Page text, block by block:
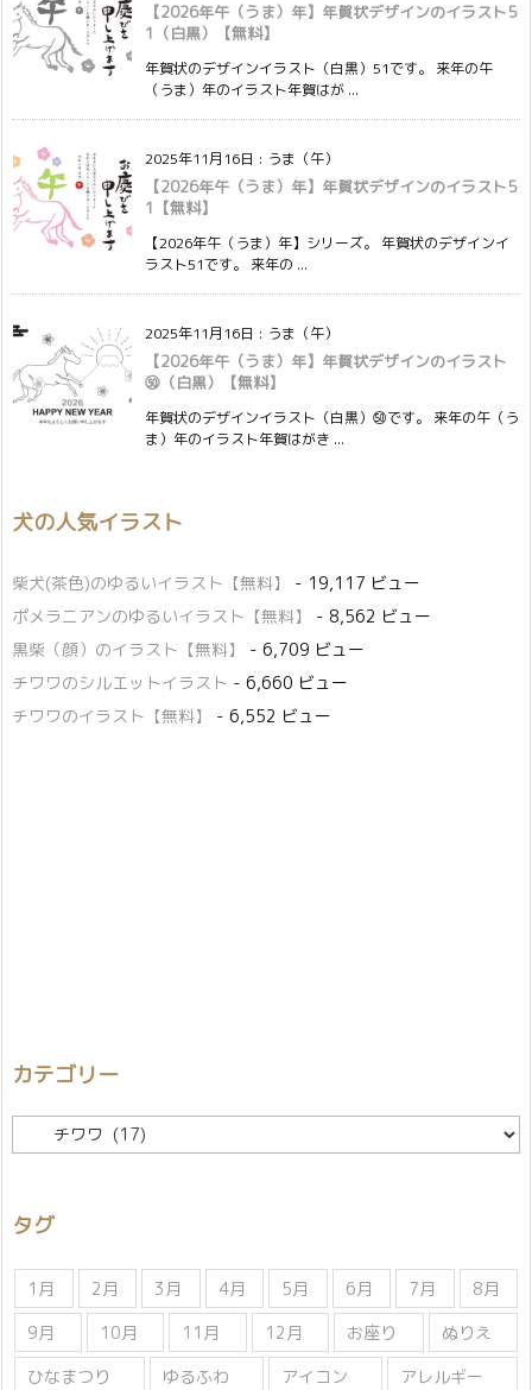
【2026年午（うま）年】年賀状デザインのイラスト5
1（白黒）【無料】
年賀状のデザインイラスト（白黒）51です。 来年の午
（うま）年のイラスト年賀はが ...
2025年11月16日 : うま（午）
【2026年午（うま）年】年賀状デザインのイラスト5
1【無料】
【2026年午（うま）年】シリーズ。 年賀状のデザインイ
ラスト51です。 来年の ...
2025年11月16日 : うま（午）
【2026年午（うま）年】年賀状デザインのイラスト
㊿（白黒）【無料】
年賀状のデザインイラスト（白黒）㊿です。 来年の午（う
ま）年のイラスト年賀はがき ...
犬の人気イラスト
柴犬(茶色)のゆるいイラスト【無料】
- 19,117 ビュー
ポメラニアンのゆるいイラスト【無料】
- 8,562 ビュー
黒柴（顔）のイラスト【無料】
- 6,709 ビュー
チワワのシルエットイラスト - 6,660 ビュー
チワワのイラスト【無料】
- 6,552 ビュー
カテゴリー
テ
ー
タグ
1月 2月 3月 4月 5月 6月 7月
8月
9月
10月 11月 12月 お座り
ぬりえ
ひなまつり
ゆるふわ アイコン
アレルギー